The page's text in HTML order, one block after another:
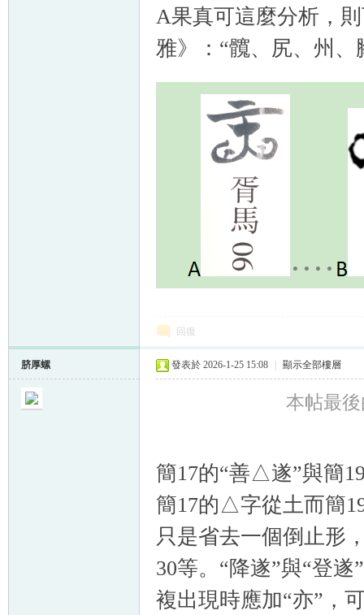
A果真可這麼分析，
雅》：“髖、尻、州、
回復
脐厚螺 發表於 2026-1-25 15:08 顯示全部樓層
本帖最
簡17的“善△遂”與簡
簡17的△字從土而簡
只是省去一個倒止形
30等。“降遂”與“登
複出現時應加“亦”，